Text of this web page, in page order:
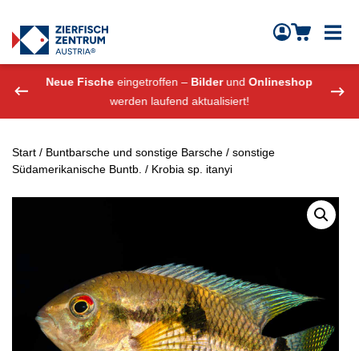
Zierfisch Aquarium Austria
Neue Fische eingetroffen – BilderundOnlineshop
werden laufend aktualisiert!
Start / Buntbarsche und sonstige Barsche / sonstige
Südamerikanische Buntb. / Krobia sp. itanyi